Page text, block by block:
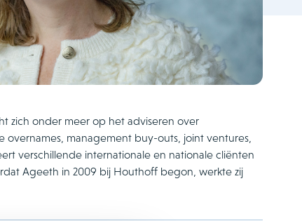
zich onder meer op het adviseren over
management buy-outs, joint ventures,
verschillende internationale en nationale cliënten
Ageeth in 2009 bij Houthoff begon, werkte zij